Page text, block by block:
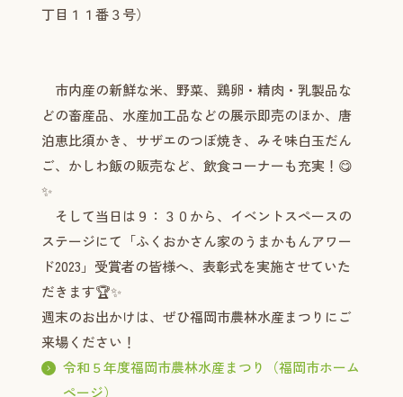
丁目１１番３号）
市内産の新鮮な米、野菜、鶏卵・精肉・乳製品な
どの畜産品、水産加工品などの展示即売のほか、唐
泊恵比須かき、サザエのつぼ焼き、みそ味白玉だん
ご、かしわ飯の販売など、飲食コーナーも充実！😋
✨
そして当日は９：３０から、イベントスペースの
ステージにて「ふくおかさん家のうまかもんアワー
ド2023」受賞者の皆様へ、表彰式を実施させていた
だきます🏆✨
週末のお出かけは、ぜひ福岡市農林水産まつりにご
来場ください！
令和５年度福岡市農林水産まつり（福岡市ホーム
ページ）